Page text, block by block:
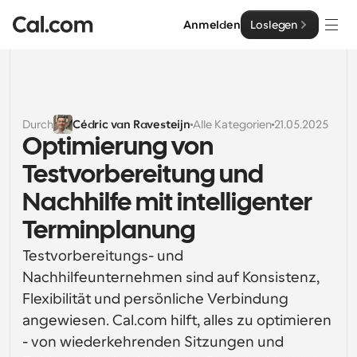
Anmelden Loslegen
Lösungen
Nach Teamgröße
Für Einzelpersonen
Persönliche Terminplanung einfach gemacht
Für Teams
Kollaborative Planung für Gruppen
Leistungsstarke Funktionen und Integrationen
Für Unternehmen
Enterprise
Entwickler
Entwicklerdokumentation
Dokumentation für die Cal.com-Plattform
API
Ressourcen
Erstellen Sie Ihre eigenen Integrationen mit unserer
Cal.ai
Preisgestaltung
Durch Cédric van Ravesteijn Alle Kategorien21.05.2025
Optimierung von
Testvorbereitung und
Nachhilfe mit intelligenter
Terminplanung
Testvorbereitungs- und
Nachhilfeunternehmen sind auf Konsistenz,
Flexibilität und persönliche Verbindung
angewiesen. Cal.com hilft, alles zu optimieren
- von wiederkehrenden Sitzungen und